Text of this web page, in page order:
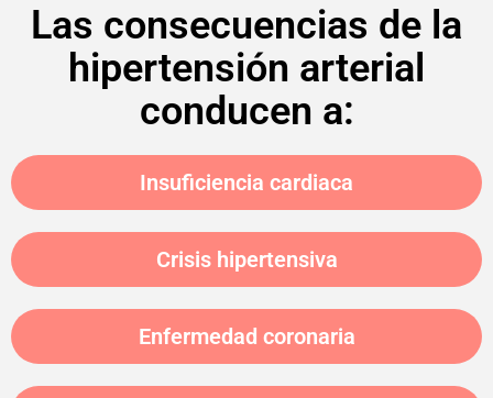
Las consecuencias de la
hipertensión arterial
conducen a:
Insuficiencia cardiaca
Crisis hipertensiva
Enfermedad coronaria